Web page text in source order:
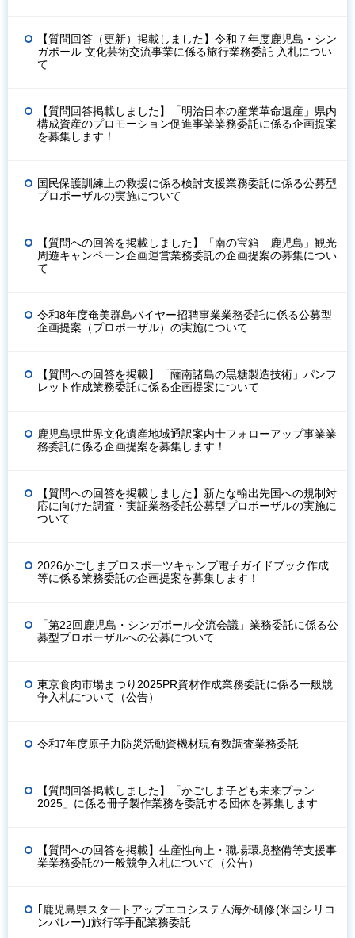
【質問回答（更新）掲載しました】令和７年度鹿児島・シン
ガポール 文化芸術交流事業に係る旅行業務委託 入札につい
て
【質問回答掲載しました】「明治日本の産業革命遺産」県内
構成資産のプロモーション促進事業業務委託に係る企画提案
を募集します！
国民保護訓練上の救援に係る検討支援業務委託に係る公募型
プロポーザルの実施について
【質問への回答を掲載しました】「南の宝箱 鹿児島」観光
周遊キャンペーン企画運営業務委託の企画提案の募集につい
て
令和8年度奄美群島バイヤー招聘事業業務委託に係る公募型
企画提案（プロポーザル）の実施について
【質問への回答を掲載】「薩南諸島の黒糖製造技術」パンフ
レット作成業務委託に係る企画提案について
鹿児島県世界文化遺産地域通訳案内士フォローアップ事業業
務委託に係る企画提案を募集します！
【質問への回答を掲載しました】新たな輸出先国への規制対
応に向けた調査・実証業務委託公募型プロポーザルの実施に
ついて
2026かごしまプロスポーツキャンプ電子ガイドブック作成
等に係る業務委託の企画提案を募集します！
「第22回鹿児島・シンガポール交流会議」業務委託に係る公
募型プロポーザルへの公募について
東京食肉市場まつり2025PR資材作成業務委託に係る一般競
争入札について（公告）
令和7年度原子力防災活動資機材現有数調査業務委託
【質問回答掲載しました】「かごしま子ども未来プラン
2025」に係る冊子製作業務を委託する団体を募集します
【質問への回答を掲載】生産性向上・職場環境整備等支援事
業業務委託の一般競争入札について（公告）
｢鹿児島県スタートアップエコシステム海外研修(米国シリコ
ンバレー)｣旅行等手配業務委託